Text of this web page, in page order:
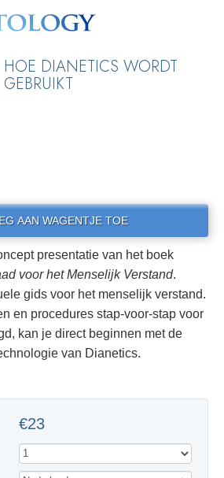
HOE DIANETICS WORDT
GEBRUIKT
AAN WAGENTJE TOE
presentatie van het boek
voor het Menselijk Verstand.
gids voor het menselijk verstand.
en procedures stap-voor-stap voor
kan je direct beginnen met de
van Dianetics.
€23